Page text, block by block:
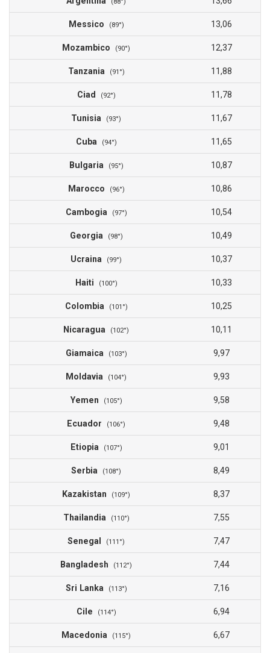
(88°)
Messico (89°) 13,06
Mozambico (90°) 12,37
Tanzania (91°) 11,88
Ciad (92°) 11,78
Tunisia (93°) 11,67
Cuba (94°) 11,65
Bulgaria (95°) 10,87
Marocco (96°) 10,86
Cambogia (97°) 10,54
Georgia (98°) 10,49
Ucraina (99°) 10,37
Haiti (100°) 10,33
Colombia (101°) 10,25
Nicaragua (102°) 10,11
Giamaica (103°) 9,97
Moldavia (104°) 9,93
Yemen (105°) 9,58
Ecuador (106°) 9,48
Etiopia (107°) 9,01
Serbia (108°) 8,49
Kazakistan (109°) 8,37
Thailandia (110°) 7,55
Senegal (111°) 7,47
Bangladesh (112°) 7,44
Sri Lanka (113°) 7,16
Cile (114°) 6,94
Macedonia (115°) 6,67